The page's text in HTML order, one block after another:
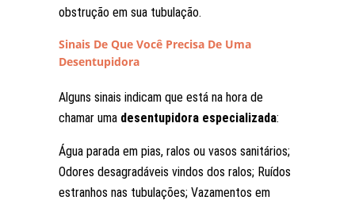
obstrução em sua tubulação.
Sinais De Que Você Precisa De Uma
Desentupidora
Alguns sinais indicam que está na hora de
chamar uma desentupidora especializada:
Água parada em pias, ralos ou vasos sanitários;
Odores desagradáveis vindos dos ralos; Ruídos
estranhos nas tubulações; Vazamentos em